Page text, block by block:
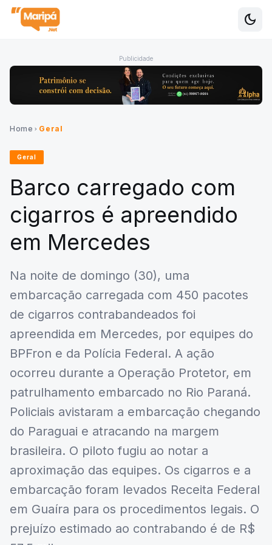
dark_mode
Publicidade
Home chevron_right Geral
Geral
Barco carregado com
cigarros é apreendido
em Mercedes
Na noite de domingo (30), uma
embarcação carregada com 450 pacotes
de cigarros contrabandeados foi
apreendida em Mercedes, por equipes do
BPFron e da Polícia Federal. A ação
ocorreu durante a Operação Protetor, em
patrulhamento embarcado no Rio Paraná.
Policiais avistaram a embarcação chegando
do Paraguai e atracando na margem
brasileira. O piloto fugiu ao notar a
aproximação das equipes. Os cigarros e a
embarcação foram levados Receita Federal
em Guaíra para os procedimentos legais. O
prejuízo estimado ao contrabando é de R$